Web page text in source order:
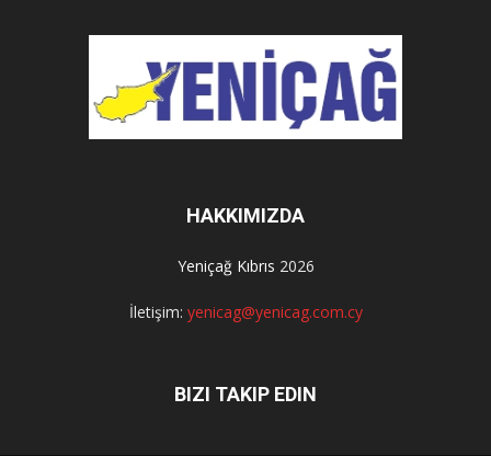
HAKKIMIZDA
Yeniçağ Kıbrıs 2026
İletişim: yenicag@yenicag.com.cy
BIZI TAKIP EDIN